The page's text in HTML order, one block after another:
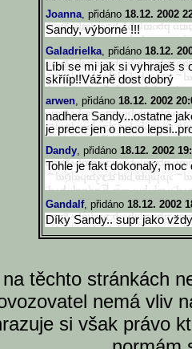
Joanna, přidáno 18.12. 2002
Sandy, výborné !!!
Galadrielka, přidáno 18.12.
Líbí se mi jak si vyhraješ s
skřííp!!Vážně dost dobrý
arwen, přidáno 18.12. 2002
nadhera Sandy...ostatne
je prece jen o neco
Dandy, přidáno 18.12. 2002
Tohle je fakt dokonalý,
Gandalf, přidáno 18.12. 2002
Díky Sandy.. supr jako
těchto stránkách
nemá vliv
si však právo